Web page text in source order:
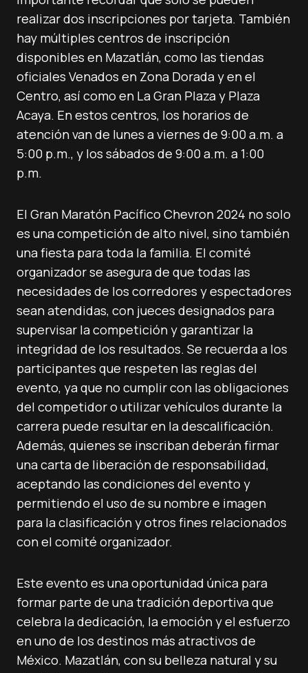
realizar dos inscripciones por tarjeta. También
hay múltiples centros de inscripción
disponibles en Mazatlán, como las tiendas
oficiales Venados en Zona Dorada y en el
Centro, así como en La Gran Plaza y Plaza
Acaya. En estos centros, los horarios de
atención van de lunes a viernes de 9:00 a.m. a
5:00 p.m., y los sábados de 9:00 a.m. a 1:00
p.m.
El Gran Maratón Pacífico Chevron 2024 no solo
es una competición de alto nivel, sino también
una fiesta para toda la familia. El comité
organizador se asegura de que todas las
necesidades de los corredores y espectadores
sean atendidas, con jueces designados para
supervisar la competición y garantizar la
integridad de los resultados. Se recuerda a los
participantes que respeten las reglas del
evento, ya que no cumplir con las obligaciones
del competidor o utilizar vehículos durante la
carrera puede resultar en la descalificación.
Además, quienes se inscriban deberán firmar
una carta de liberación de responsabilidad,
aceptando las condiciones del evento y
permitiendo el uso de su nombre e imagen
para la clasificación y otros fines relacionados
con el comité organizador.
Este evento es una oportunidad única para
formar parte de una tradición deportiva que
celebra la dedicación, la emoción y el esfuerzo
en uno de los destinos más atractivos de
México. Mazatlán, con su belleza natural y su